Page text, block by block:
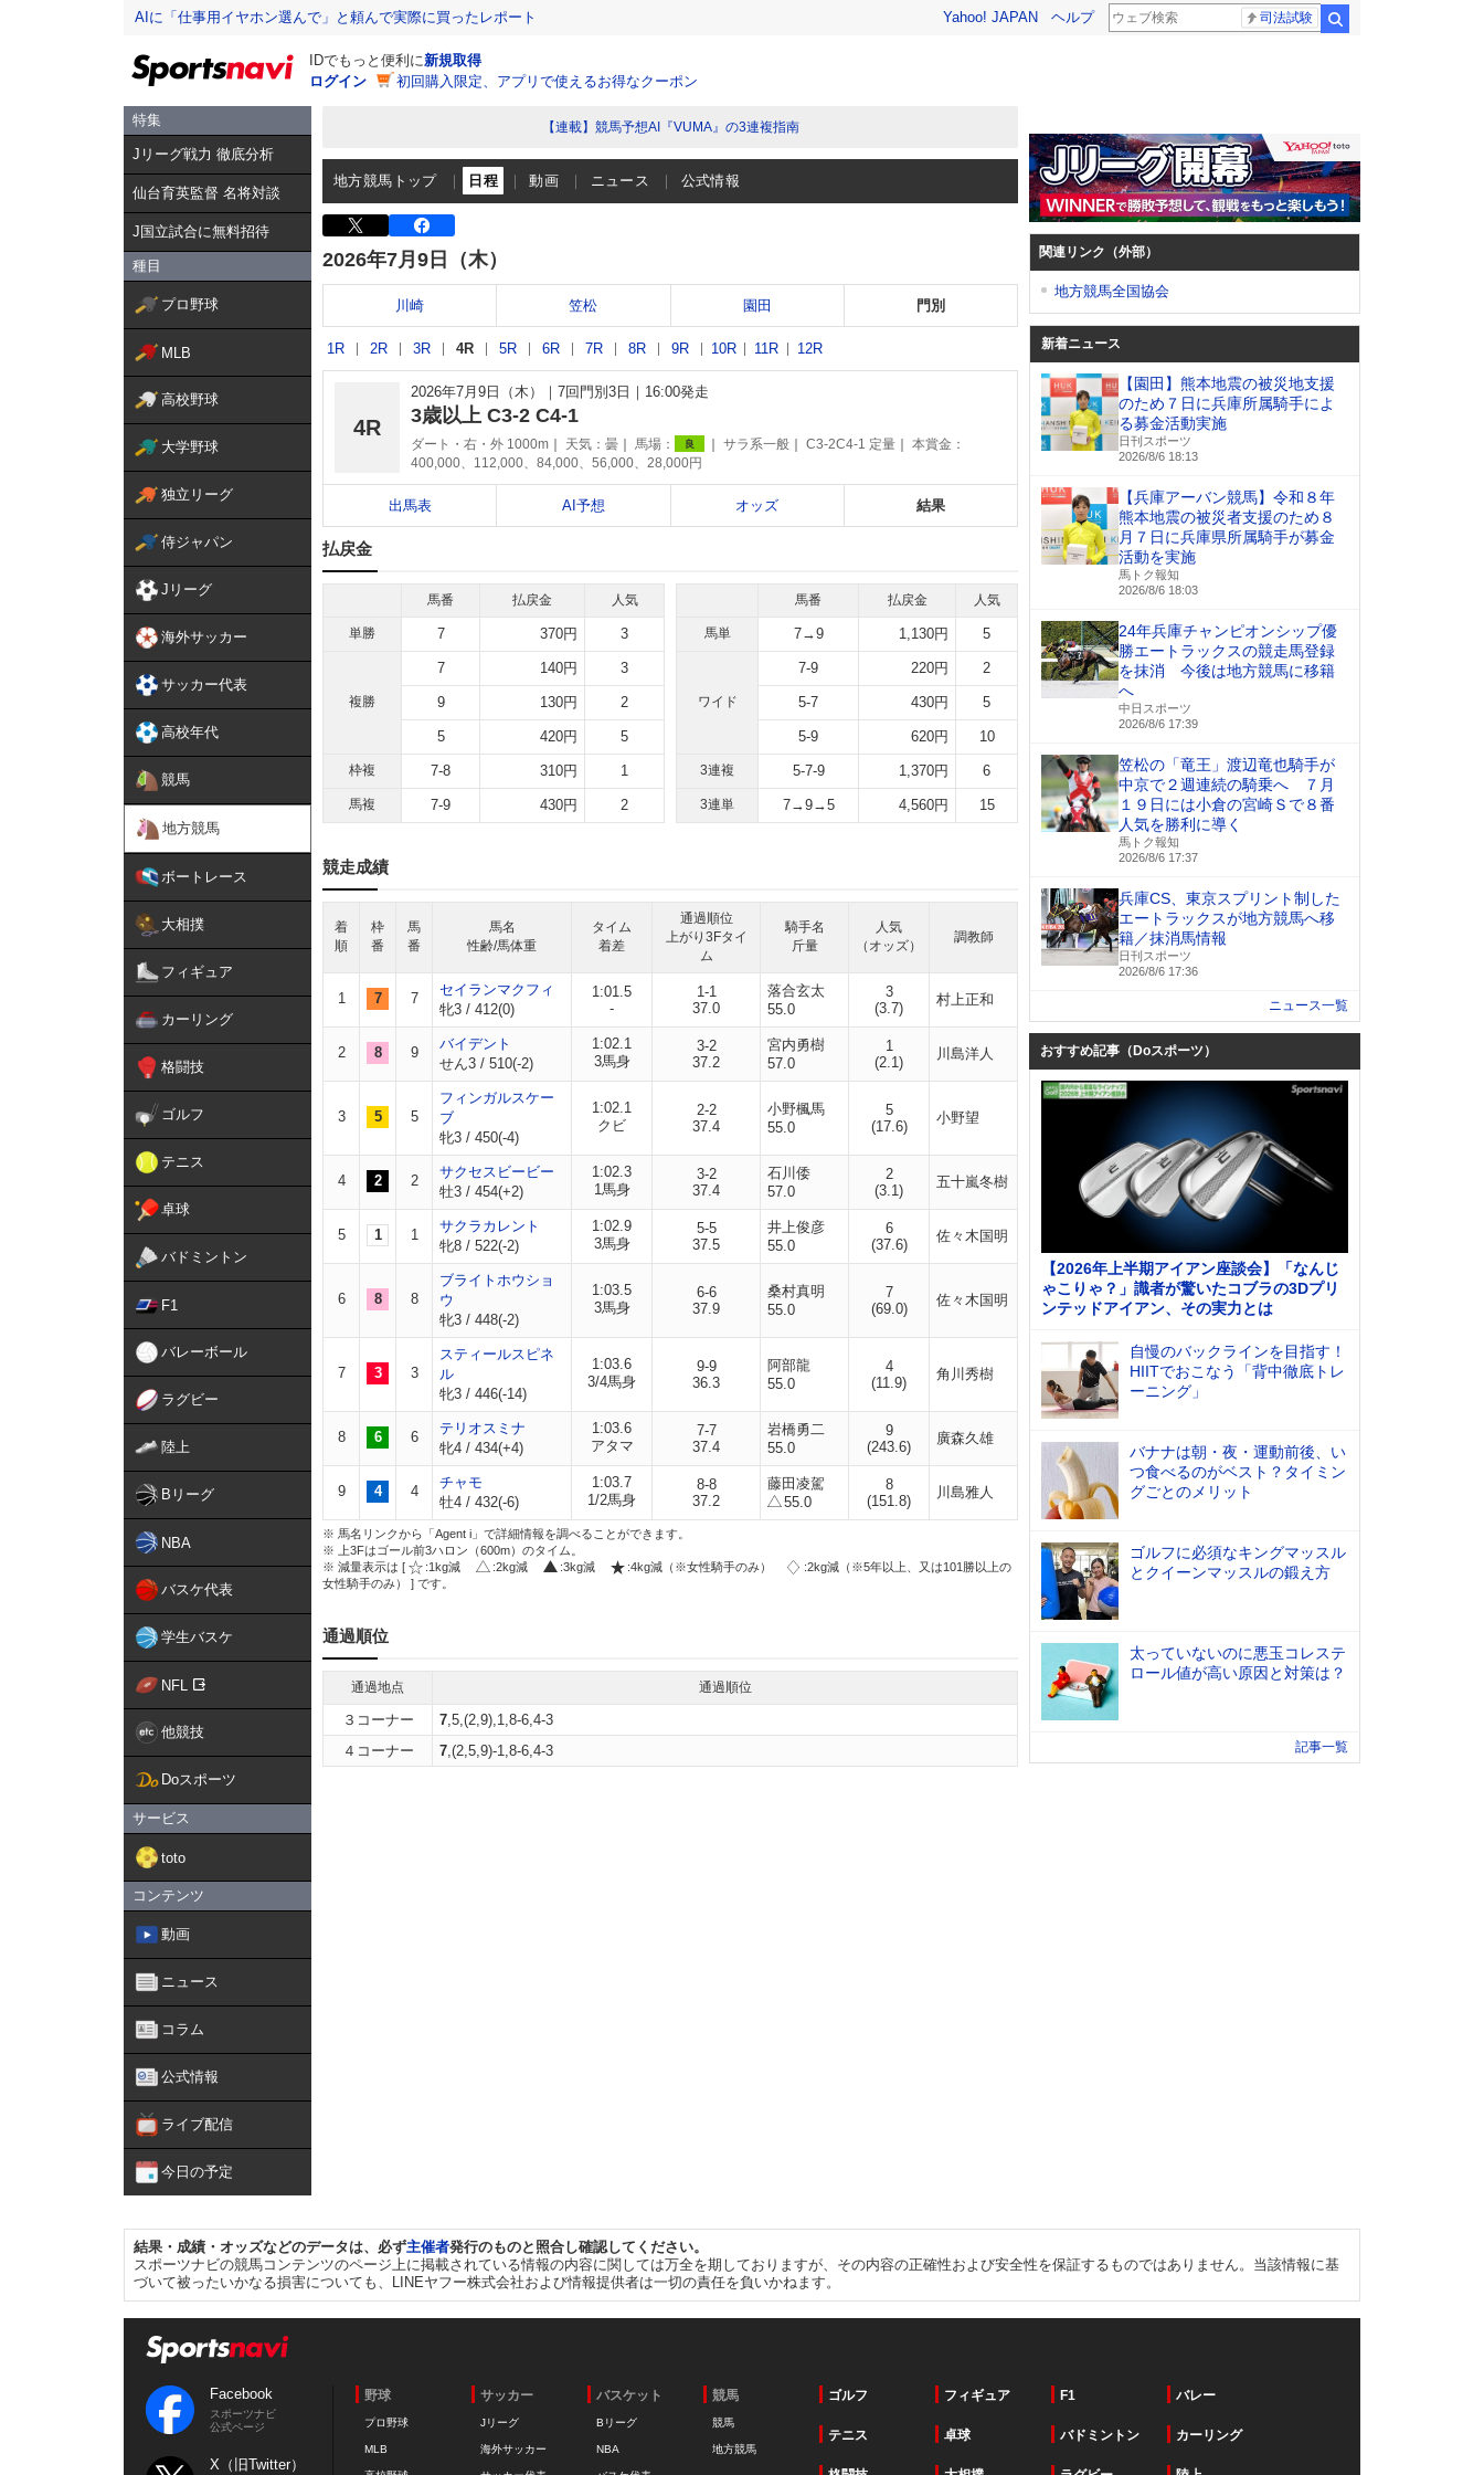
AIに「仕事用イヤホン選んで」と頼んで実際に買ったレポート Yahoo! JAPAN ヘルプ 司法試験
IDでもっと便利に新規取得
ログイン
初回購入限定、アプリで使えるお得なクーポン
特集
Jリーグ戦力 徹底分析
仙台育英監督 名将対談
J国立試合に無料招待
種目
プロ野球
MLB
高校野球
大学野球
独立リーグ
侍ジャパン
Jリーグ
海外サッカー
サッカー代表
高校年代
競馬
地方競馬
ボートレース
大相撲
フィギュア
カーリング
格闘技
ゴルフ
テニス
卓球
バドミントン
F1
バレーボール
ラグビー
陸上
Bリーグ
NBA
バスケ代表
学生バスケ
NFL
他競技
Doスポーツ
サービス
toto
コンテンツ
動画
ニュース
コラム
公式情報
ライブ配信
今日の予定
【連載】競馬予想AI『VUMA』の3連複指南
地方競馬トップ 日程 動画 ニュース 公式情報
2026年7月9日（木）
川崎 笠松 園田 門別
1R 2R 3R 4R 5R 6R 7R 8R 9R 10R 11R 12R
4R
2026年7月9日（木） 7回門別3日 16:00発走
3歳以上 C3-2 C4-1
ダート・右・外 1000m 天気： 曇 馬場： 良 サラ系一般 C3-2C4-1 定量
本賞金：
400,000、112,000、84,000、56,000、28,000円
出馬表 AI予想 オッズ 結果
払戻金
馬番 払戻金 人気
単勝 7 370円 3
複勝
7 140円 3
9 130円 2
5 420円 5
枠複 7-8 310円 1
馬複 7-9 430円 2
馬番 払戻金 人気
馬単 7→9 1,130円 5
ワイド
7-9 220円 2
5-7 430円 5
5-9 620円 10
3連複 5-7-9 1,370円 6
3連単 7→9→5 4,560円 15
競走成績
着
順
枠
番
馬
番
馬名
性齢/馬体重
タイム
着差
通過順位
上がり3Fタイ
ム
騎手名
斤量
人気
（オッズ）
調教師
1 7 7
セイランマクフィ
牝3 / 412(0)
1:01.5
-
1-1
37.0
落合玄太
55.0
3
(3.7)
村上正和
2 8 9
バイデント
せん3 / 510(-2)
1:02.1
3馬身
3-2
37.2
宮内勇樹
57.0
1
(2.1)
川島洋人
3 5 5
フィンガルスケー
ブ
牝3 / 450(-4)
1:02.1
クビ
2-2
37.4
小野楓馬
55.0
5
(17.6)
小野望
4 2 2
サクセスビービー
牡3 / 454(+2)
1:02.3
1馬身
3-2
37.4
石川倭
57.0
2
(3.1)
五十嵐冬樹
5 1 1
サクラカレント
牝8 / 522(-2)
1:02.9
3馬身
5-5
37.5
井上俊彦
55.0
6
(37.6)
佐々木国明
6 8 8
ブライトホウショ
ウ
牝3 / 448(-2)
1:03.5
3馬身
6-6
37.9
桑村真明
55.0
7
(69.0)
佐々木国明
7 3 3
スティールスピネ
ル
牝3 / 446(-14)
1:03.6
3/4馬身
9-9
36.3
阿部龍
55.0
4
(11.9)
角川秀樹
8 6 6
テリオスミナ
牝4 / 434(+4)
1:03.6
アタマ
7-7
37.4
岩橋勇二
55.0
9
(243.6)
廣森久雄
9 4 4
チャモ
牡4 / 432(-6)
1:03.7
1/2馬身
8-8
37.2
藤田凌駕
55.0
8
(151.8)
川島雅人
※ 馬名リンクから「Agent i」で詳細情報を調べることができます。
※ 上3Fはゴール前3ハロン（600m）のタイム。
※ 減量表示は [
:1kg減 :2kg減 :3kg減 :4kg減（※女性騎手のみ）
:2kg減（※5年以上、又は101勝以上の
女性騎手のみ） ] です。
通過順位
通過地点 通過順位
３コーナー 7,5,(2,9),1,8-6,4-3
４コーナー
7,(2,5,9)-1,8-6,4-3
関連リンク（外部）
地方競馬全国協会
新着ニュース
【園田】熊本地震の被災地支援
のため７日に兵庫所属騎手によ
る募金活動実施
日刊スポーツ
2026/8/6 18:13
【兵庫アーバン競馬】令和８年
熊本地震の被災者支援のため８
月７日に兵庫県所属騎手が募金
活動を実施
馬トク報知
2026/8/6 18:03
24年兵庫チャンピオンシップ優
勝エートラックスの競走馬登録
を抹消 今後は地方競馬に移籍
へ
中日スポーツ
2026/8/6 17:39
笠松の「竜王」渡辺竜也騎手が
中京で２週連続の騎乗へ ７月
１９日には小倉の宮崎Ｓで８番
人気を勝利に導く
馬トク報知
2026/8/6 17:37
兵庫CS、東京スプリント制した
エートラックスが地方競馬へ移
籍／抹消馬情報
日刊スポーツ
2026/8/6 17:36
ニュース一覧
おすすめ記事（Doスポーツ）
【2026年上半期アイアン座談会】「なんじ
ゃこりゃ？」識者が驚いたコブラの3Dプリ
ンテッドアイアン、その実力とは
自慢のバックラインを目指す！
HIITでおこなう「背中徹底トレ
ーニング」
バナナは朝・夜・運動前後、い
つ食べるのがベスト？タイミン
グごとのメリット
ゴルフに必須なキングマッスル
とクイーンマッスルの鍛え方
太っていないのに悪玉コレステ
ロール値が高い原因と対策は？
記事一覧
結果・成績・オッズなどのデータは、必ず主催者発行のものと照合し確認してください。
スポーツナビの競馬コンテンツのページ上に掲載されている情報の内容に関しては万全を期しておりますが、その内容の正確性および安全性を保証するものではありません。当該情報に基
づいて被ったいかなる損害についても、LINEヤフー株式会社および情報提供者は一切の責任を負いかねます。
Facebook
スポーツナビ
公式ページ
X（旧Twitter）
野球
プロ野球
MLB
サッカー
Jリーグ
海外サッカー
バスケット
Bリーグ
NBA
競馬
競馬
地方競馬
ゴルフ フィギュア F1 バレー
テニス 卓球 バドミントン カーリング